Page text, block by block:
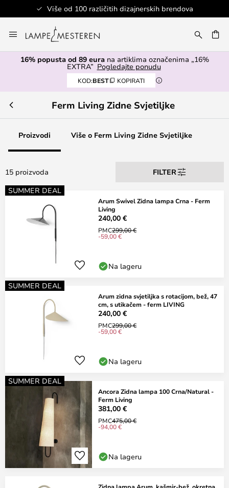
Više od 100 različitih dizajnerskih brendova
to
Content
16% popusta od 89 eurana artiklima označenima „16%
EXTRA” Pogledajte ponudu
KOD:BEST KOPIRATI
Ferm Living Zidne Svjetiljke
Proizvodi Više o Ferm Living Zidne Svjetiljke
15 proizvoda
FILTER
SUMMER DEAL
Arum Swivel Zidna lampa Crna - Ferm
Living
240,00 €
PMC299,00 €
-59,00 €
Na lageru
SUMMER DEAL
Arum zidna svjetiljka s rotacijom, bež, 47
cm, s utikačem - ferm LIVING
240,00 €
PMC299,00 €
-59,00 €
Na lageru
SUMMER DEAL
Ancora Zidna lampa 100 Crna/Natural -
Ferm Living
381,00 €
PMC475,00 €
-94,00 €
Na lageru